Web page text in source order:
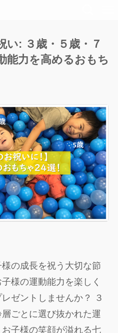
い: ３歳・５歳・７
能力を高めるおもち
の成長を祝う大切な節
様の運動能力を楽しく
ゼントしませんか？ ３
ごとに選び抜かれた運
子様の笑顔が溢れる七